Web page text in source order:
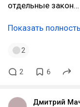
отдельные закон…
Показать
2
2 6
Дмитрий